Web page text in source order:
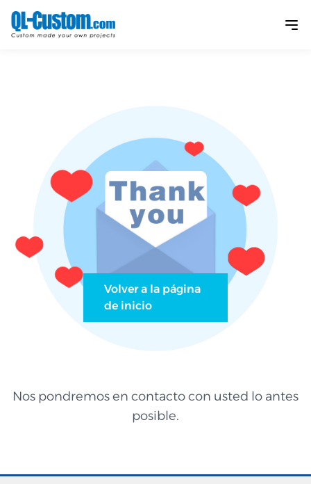
Volver a la página
de inicio
Nos pondremos en contacto con usted lo antes
posible.